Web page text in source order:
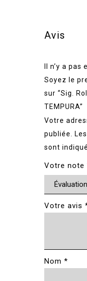
Avis
Il n’y a pas
Soyez le
sur “Sig.
TEMPURA”
Votre
publiée.
sont
Votre note
Votre avis
Nom *